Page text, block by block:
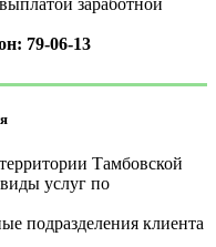
заработной
79-06-13
Тамбовской
услуг по
подразделения клиента